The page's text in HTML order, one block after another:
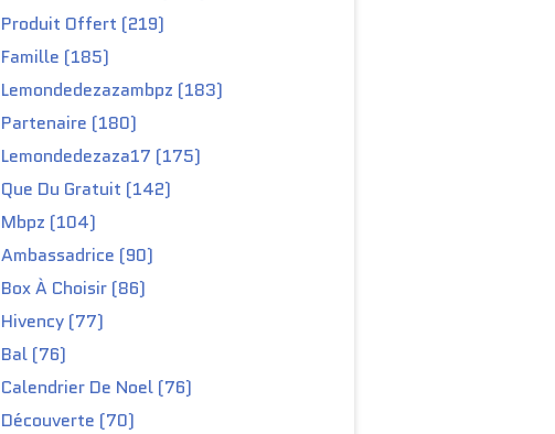
Produit Offert (219)
Famille (185)
Lemondedezazambpz (183)
Partenaire (180)
Lemondedezaza17 (175)
Que Du Gratuit (142)
Mbpz (104)
Ambassadrice (90)
Box À Choisir (86)
Hivency (77)
Bal (76)
Calendrier De Noel (76)
Découverte (70)